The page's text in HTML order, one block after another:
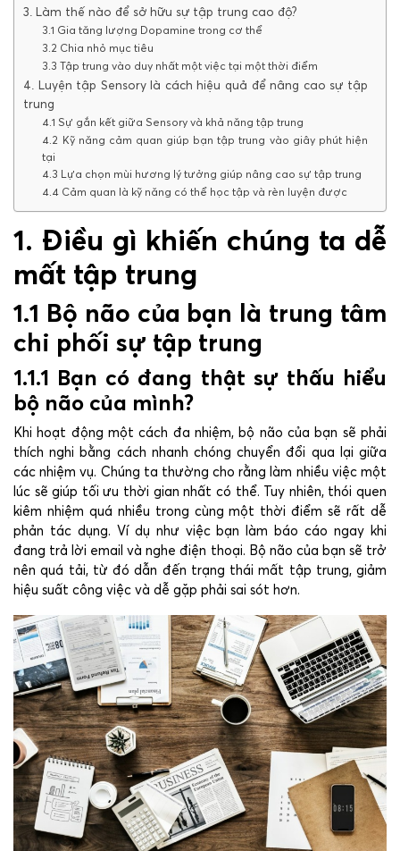
3. Làm thế nào để sở hữu sự tập trung cao độ?
3.1 Gia tăng lượng Dopamine trong cơ thể
3.2 Chia nhỏ mục tiêu
3.3 Tập trung vào duy nhất một việc tại một thời điểm
4. Luyện tập Sensory là cách hiệu quả để nâng cao sự tập
trung
4.1 Sự gắn kết giữa Sensory và khả năng tập trung
4.2 Kỹ năng cảm quan giúp bạn tập trung vào giây phút hiện
tại
4.3 Lựa chọn mùi hương lý tưởng giúp nâng cao sự tập trung
4.4 Cảm quan là kỹ năng có thể học tập và rèn luyện được
1. Điều gì khiến chúng ta dễ
mất tập trung
1.1 Bộ não của bạn là trung tâm
chi phối sự tập trung
1.1.1 Bạn có đang thật sự thấu hiểu
bộ não của mình?
Khi hoạt động một cách đa nhiệm, bộ não của bạn sẽ phải
thích nghi bằng cách nhanh chóng chuyển đổi qua lại giữa
các nhiệm vụ. Chúng ta thường cho rằng làm nhiều việc một
lúc sẽ giúp tối ưu thời gian nhất có thể. Tuy nhiên, thói quen
kiêm nhiệm quá nhiều trong cùng một thời điểm sẽ rất dễ
phản tác dụng. Ví dụ như việc bạn làm báo cáo ngay khi
đang trả lời email và nghe điện thoại. Bộ não của bạn sẽ trở
nên quá tải, từ đó dẫn đến trạng thái mất tập trung, giảm
hiệu suất công việc và dễ gặp phải sai sót hơn.